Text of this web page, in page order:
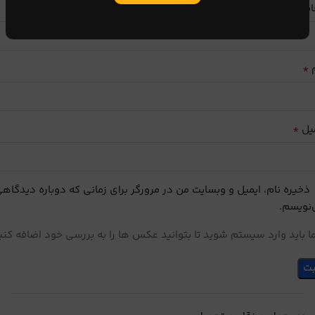
*
*
ذخیره نام، ایمیل و وبسایت من در مرورگر برای زمانی که دوباره
باید وارد سیستم شوید تا بتوانید عکس ها را به بررسی خود اضافه